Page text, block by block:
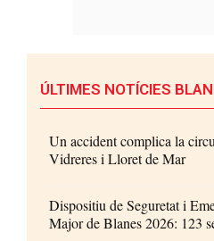
ÚLTIMES NOTÍCIES
Un accident complica la
Vidreres i Lloret de Mar
Dispositiu de Seguretat i
Major de Blanes 2026: 123